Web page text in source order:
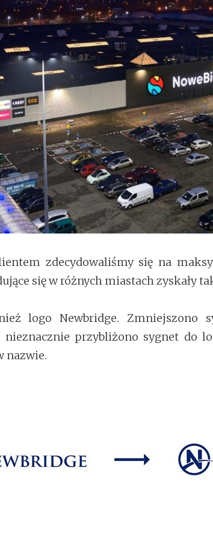
zdecydowaliśmy się na
się w różnych miastach zyskały
logo Newbridge. Zmniejszono
przybliżono sygnet do
nazwie.